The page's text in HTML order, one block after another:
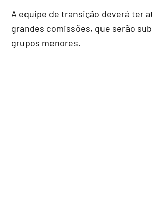
A equipe de transição deverá ter
grandes comissões, que serão
grupos menores.